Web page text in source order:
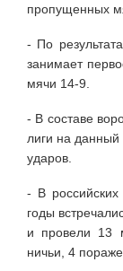
пропущенных
- По
занимает
мячи 14-9.
- В составе
лиги на
ударов.
- В
годы
и провели 13
ничьи, 4